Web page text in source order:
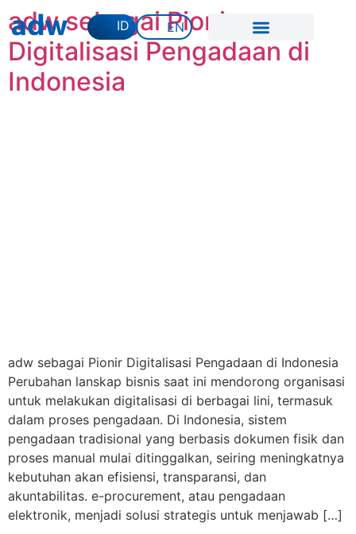
ID EN
adw sebagai Pionir
Digitalisasi Pengadaan di
Indonesia
adw sebagai Pionir Digitalisasi Pengadaan di Indonesia
Perubahan lanskap bisnis saat ini mendorong organisasi
untuk melakukan digitalisasi di berbagai lini, termasuk
dalam proses pengadaan. Di Indonesia, sistem
pengadaan tradisional yang berbasis dokumen fisik dan
proses manual mulai ditinggalkan, seiring meningkatnya
kebutuhan akan efisiensi, transparansi, dan
akuntabilitas. e-procurement, atau pengadaan
elektronik, menjadi solusi strategis untuk menjawab […]